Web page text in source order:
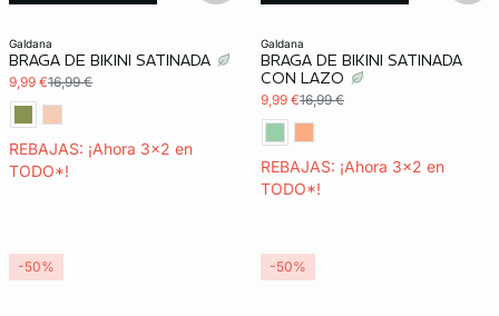
galdana
BRAGA DE BIKINI SATINADA
9,99 €16,99 €
REBAJAS: ¡Ahora 3x2 en
TODO*!
galdana
BRAGA DE BIKINI SATINADA
CON LAZO
9,99 €16,99 €
REBAJAS: ¡Ahora 3x2 en
TODO*!
-50% -50%